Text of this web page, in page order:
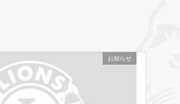
お知らせ